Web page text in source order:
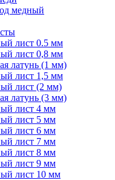
медный
лист 0.5 мм
лист 0,8 мм
латунь (1 мм)
лист 1,5 мм
лист (2 мм)
латунь (3 мм)
лист 4 мм
лист 5 мм
лист 6 мм
лист 7 мм
лист 8 мм
лист 9 мм
лист 10 мм